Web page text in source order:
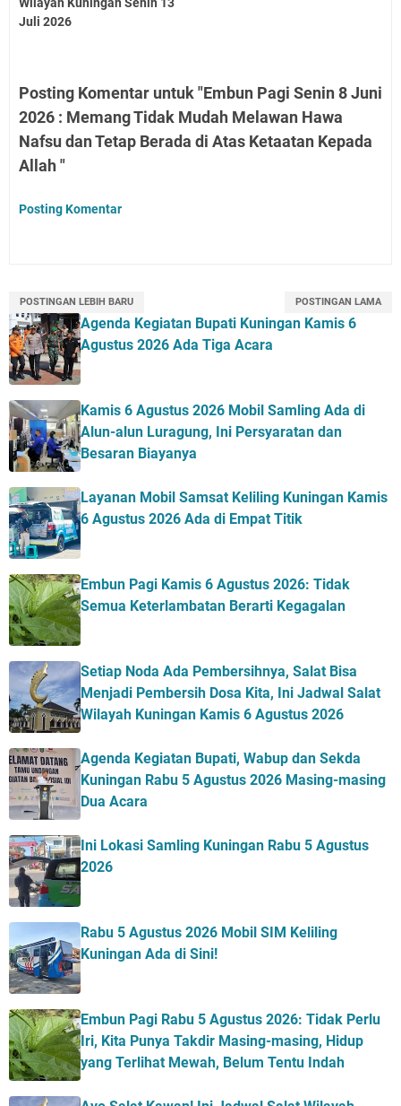
Wilayah Kuningan Senin 13
Juli 2026
Posting Komentar untuk "Embun Pagi Senin 8 Juni
2026 : Memang Tidak Mudah Melawan Hawa
Nafsu dan Tetap Berada di Atas Ketaatan Kepada
Allah "
Posting Komentar
POSTINGAN LEBIH BARU POSTINGAN LAMA
Agenda Kegiatan Bupati Kuningan Kamis 6
Agustus 2026 Ada Tiga Acara
Kamis 6 Agustus 2026 Mobil Samling Ada di
Alun-alun Luragung, Ini Persyaratan dan
Besaran Biayanya
Layanan Mobil Samsat Keliling Kuningan Kamis
6 Agustus 2026 Ada di Empat Titik
Embun Pagi Kamis 6 Agustus 2026: Tidak
Semua Keterlambatan Berarti Kegagalan
Setiap Noda Ada Pembersihnya, Salat Bisa
Menjadi Pembersih Dosa Kita, Ini Jadwal Salat
Wilayah Kuningan Kamis 6 Agustus 2026
Agenda Kegiatan Bupati, Wabup dan Sekda
Kuningan Rabu 5 Agustus 2026 Masing-masing
Dua Acara
Ini Lokasi Samling Kuningan Rabu 5 Agustus
2026
Rabu 5 Agustus 2026 Mobil SIM Keliling
Kuningan Ada di Sini!
Embun Pagi Rabu 5 Agustus 2026: Tidak Perlu
Iri, Kita Punya Takdir Masing-masing, Hidup
yang Terlihat Mewah, Belum Tentu Indah